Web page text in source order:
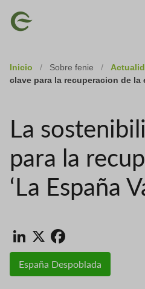
Imagen
Inicio / Sobre fenie /
clave para la recuperacion de la
La
para la
‘La España
LinkedIn
X
España Despoblada